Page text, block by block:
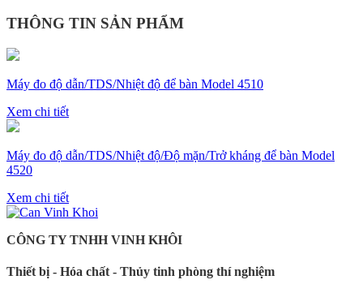
THÔNG TIN SẢN PHẨM
Máy đo độ dẫn/TDS/Nhiệt độ để bàn Model 4510
Xem chi tiết
Máy đo độ dẫn/TDS/Nhiệt độ/Độ mặn/Trở kháng để bàn Model
4520
Xem chi tiết
CÔNG TY TNHH VINH KHÔI
Thiết bị - Hóa chất - Thủy tinh phòng thí nghiệm